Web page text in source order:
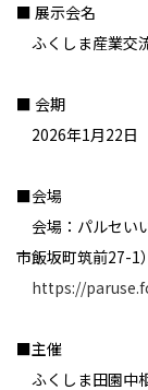
■ 展示会名
ふくしま産業交
■ 会期
2026年1月22日
■会場
会場：パルセい
市飯坂町筑前27-1）
https://
■主催
ふくしま田園中